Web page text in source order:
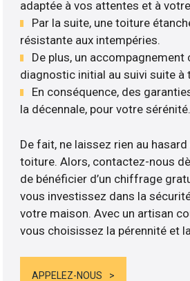
adaptée à vos attentes et à
Par la suite, une toiture
résistante aux intempéries.
De plus, un accompagnement
diagnostic initial au suivi suite à
En conséquence, des
la décennale, pour votre sérénité.
De fait, ne laissez rien au
toiture. Alors, contactez-nous
de bénéficier d’un chiffrage
vous investissez dans la
votre maison. Avec un artisan
vous choisissez la pérennité et
APPELEZ-NOUS